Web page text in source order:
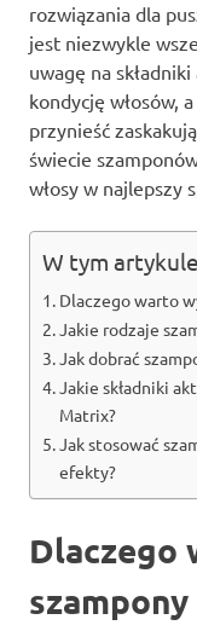
rozwiązania dla
jest niezwykle
uwagę na
kondycję włosów,
przynieść
świecie
włosy w najlepszy
W tym
Dlaczego warto
Jakie rodzaje
Jak dobrać
Jakie składniki
Matrix?
Jak stosować
efekty?
Dlaczego